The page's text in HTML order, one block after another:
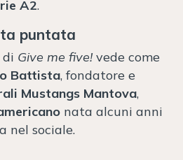
A2.
puntata
di Give me five!vede come
Battista, fondatore e
Mustangs Mantova,
nata alcuni anni
nel sociale.